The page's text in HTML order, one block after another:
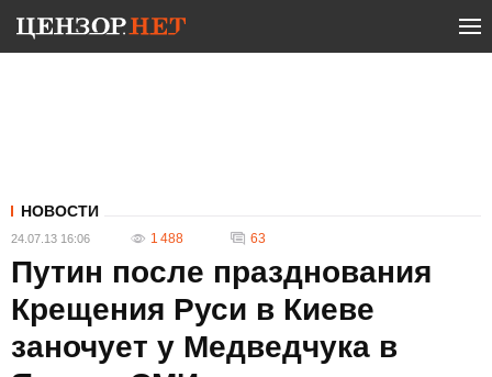
НОВОСТИ
24.07.13 16:06 1 488 63
Путин после празднования
Крещения Руси в Киеве
заночует у Медведчука в